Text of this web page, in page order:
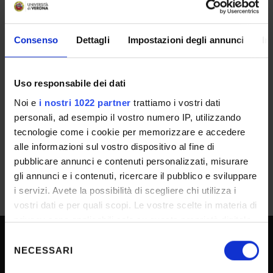
Consenso Dettagli Impostazioni degli annunci
Uso responsabile dei dati
Noi e i nostri 1022 partner trattiamo i vostri dati
personali, ad esempio il vostro numero IP, utilizzando
tecnologie come i cookie per memorizzare e accedere
alle informazioni sul vostro dispositivo al fine di
pubblicare annunci e contenuti personalizzati, misurare
gli annunci e i contenuti, ricercare il pubblico e sviluppare
i servizi. Avete la possibilità di scegliere chi utilizza i
vostri dati e per quali scopi. Le vostre scelte in materia di
privacy sono applicabili solo su questa proprietà digitale
modificare o revocare il proprio consenso in qualsiasi
momento dalla Dichiarazione sui cookie o facendo clic
delNECESSARI
Dipartimento
Biotecnologie
ESITO/GRADUATORIE
25/10/2022 - Approvazione atti e
graduatoria di merito_BdR025/22
IT | 202Kb
SPORTELLO ATENEO